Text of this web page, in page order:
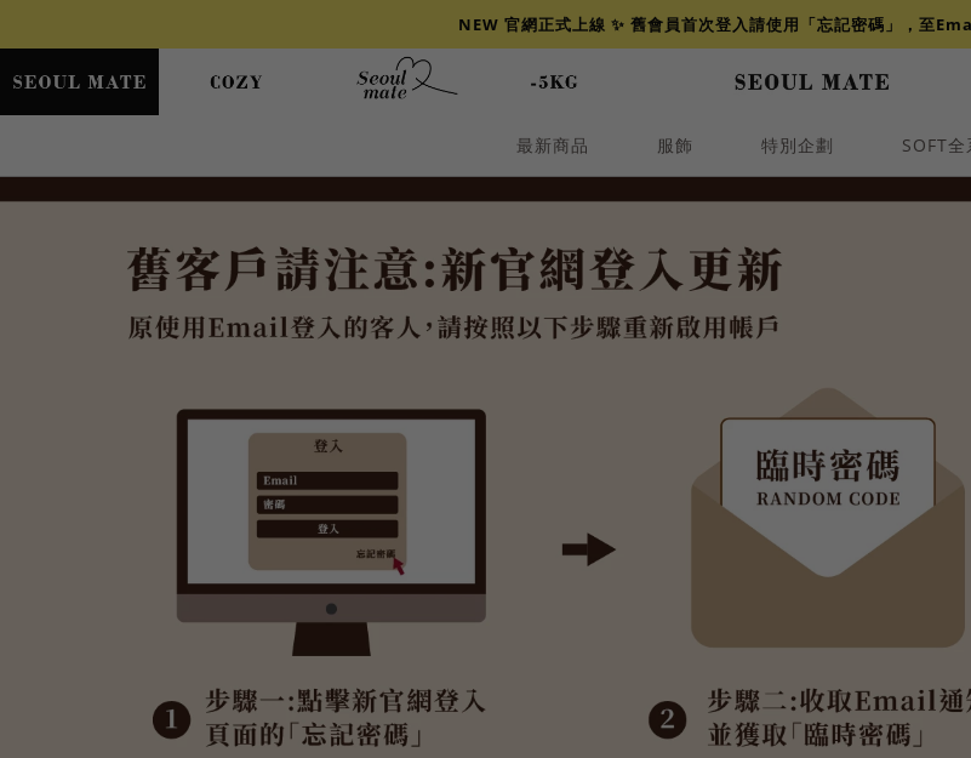
NEW 官網正式上線 ✨ 舊會員首次登入請使用「忘記密碼」，至
最新商品 服飾 特別企劃 SOFT全